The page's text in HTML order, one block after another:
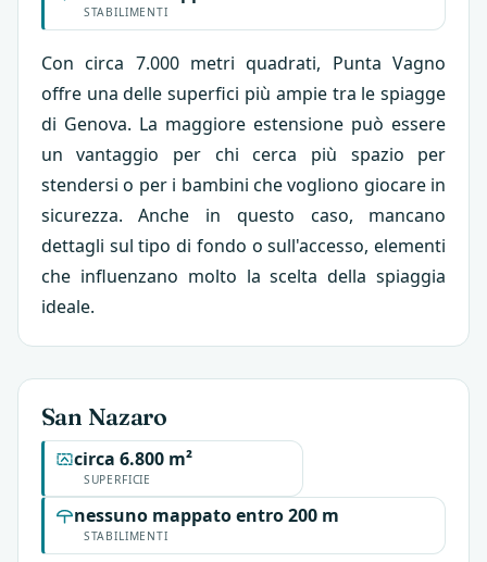
STABILIMENTI
Con circa 7.000 metri quadrati, Punta Vagno
offre una delle superfici più ampie tra le spiagge
di Genova. La maggiore estensione può essere
un vantaggio per chi cerca più spazio per
stendersi o per i bambini che vogliono giocare in
sicurezza. Anche in questo caso, mancano
dettagli sul tipo di fondo o sull'accesso, elementi
che influenzano molto la scelta della spiaggia
ideale.
San Nazaro
SUPERFICIE
circa 6.800 m²
STABILIMENTI
nessuno mappato entro 200 m